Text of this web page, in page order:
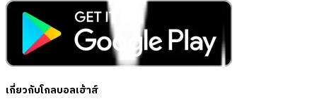
เกี่ยวกับโกลบอลเฮ้าส์